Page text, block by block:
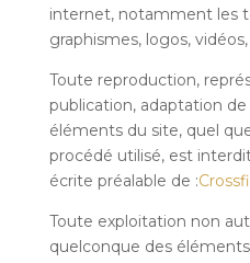
internet, notamment les
graphismes, logos,
Toute reproduction,
publication, adaptation
éléments du site, quel
procédé utilisé, est
écrite préalable de :
Toute exploitation non
quelconque des